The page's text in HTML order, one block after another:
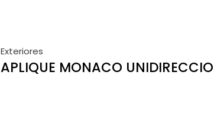
Exteriores
APLIQUE MONACO